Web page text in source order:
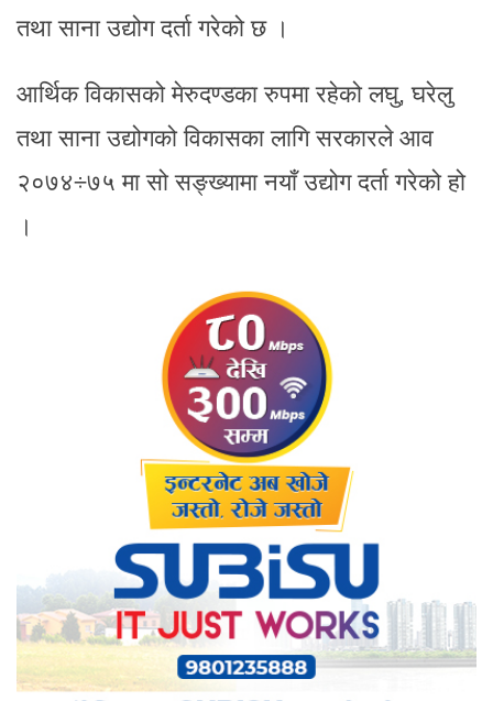
तथा साना उद्योग दर्ता गरेको छ ।
आर्थिक विकासको मेरुदण्डका रुपमा रहेको लघु, घरेलु
तथा साना उद्योगको विकासका लागि सरकारले आव
२०७४÷७५ मा सो सङ्ख्यामा नयाँ उद्योग दर्ता गरेको हो
।